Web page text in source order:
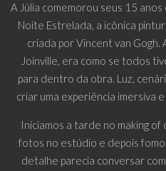
A Júlia comemorou seus 15
Noite Estrelada, a icônica
criada por Vincent van
Joinville, era como se todos
para dentro da obra. Luz,
criar uma experiência imersiva
Iniciamos a tarde no making
fotos no estúdio e depois
detalhe parecia conversar